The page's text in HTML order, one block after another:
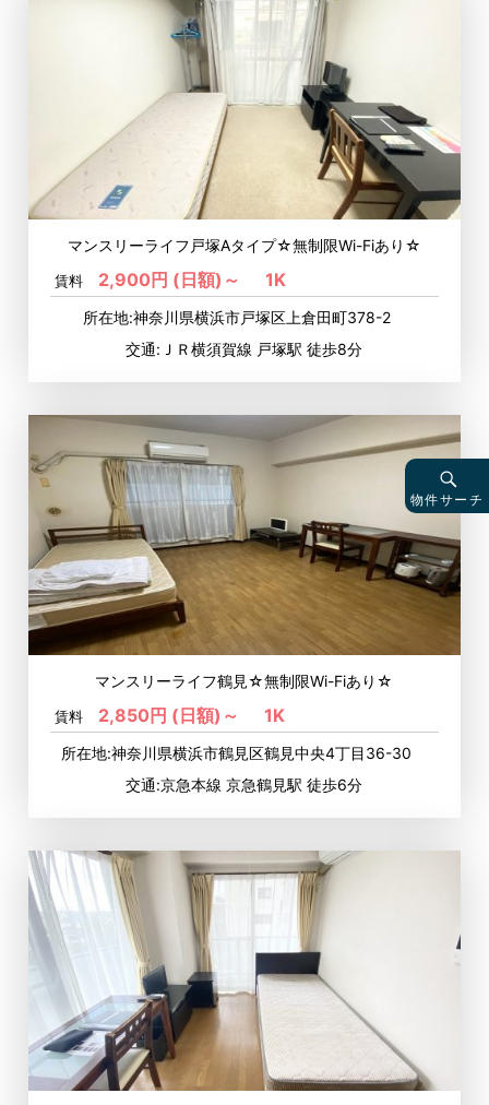
マンスリーライフ戸塚Aタイプ☆無制限Wi-Fiあり☆
賃料 2,900円 (日額)～ 1K
所在地:神奈川県横浜市戸塚区上倉田町378-2
交通:ＪＲ横須賀線 戸塚駅 徒歩8分
マンスリーライフ鶴見☆無制限Wi-Fiあり☆
賃料 2,850円 (日額)～ 1K
所在地:神奈川県横浜市鶴見区鶴見中央4丁目36-30
交通:京急本線 京急鶴見駅 徒歩6分
物件サーチ